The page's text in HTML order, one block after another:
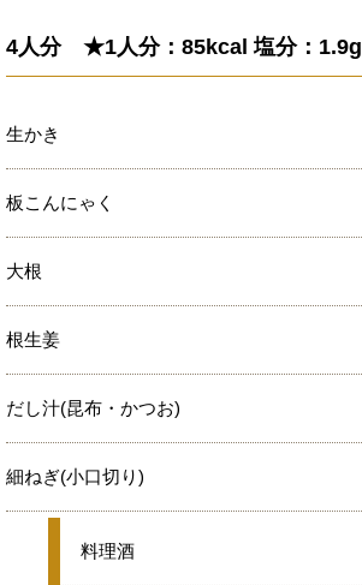
4人分 ★1人分：85kcal 塩分：1.9g
生かき
板こんにゃく
大根
根生姜
だし汁(昆布・かつお)
細ねぎ(小口切り)
★
料理酒